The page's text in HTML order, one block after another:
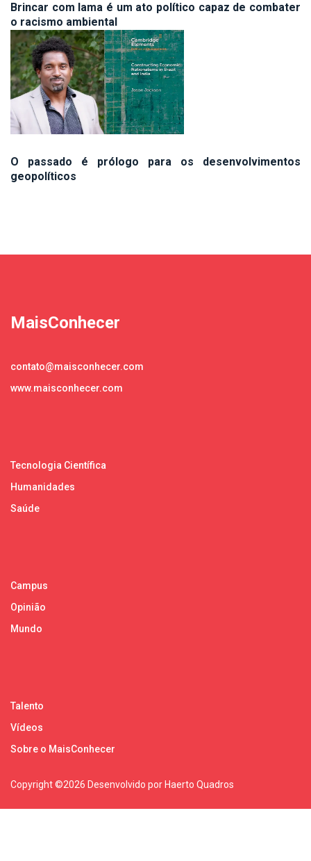
Brincar com lama é um ato político capaz de combater
o racismo ambiental
O passado é prólogo para os desenvolvimentos
geopolíticos
MaisConhecer
contato@maisconhecer.com
www.maisconhecer.com
Tecnologia Científica
Humanidades
Saúde
Campus
Opinião
Mundo
Talento
Vídeos
Sobre o MaisConhecer
Copyright ©2026 Desenvolvido por Haerto Quadros